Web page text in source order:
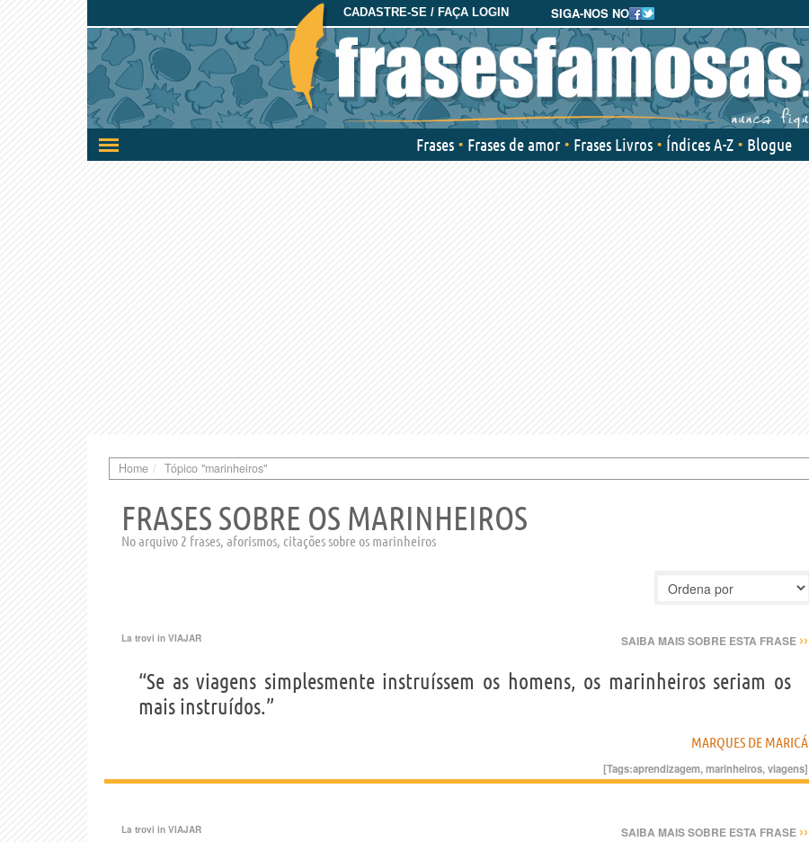
SIGA-NOS NO
CADASTRE-SE / FAÇA LOGIN
Ativar/desativar
a
Frases Frases de amor Frases Livros Índices A-Z Blogue
Home Tópico "marinheiros"
FRASES SOBRE OS MARINHEIROS
No arquivo 2 frases, aforismos, citações sobre os marinheiros
La trovi in VIAJAR SAIBA MAIS SOBRE ESTA FRASE ››
“Se as viagens simplesmente instruíssem os homens, os marinheiros seriam os
mais instruídos.”
MARQUES DE MARICÁ
[Tags:aprendizagem,marinheiros,viagens]
La trovi in VIAJAR SAIBA MAIS SOBRE ESTA FRASE ››